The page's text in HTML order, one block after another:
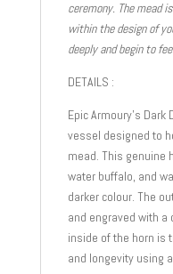
ceremony. The mead
within the design of
deeply and begin to
DETAILS :
Epic Armoury’s
vessel designed to
mead. This genuine
water buffalo, and
darker colour. The
and engraved with a
inside of the horn is
and longevity using